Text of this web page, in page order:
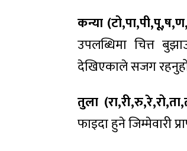
कन्या
उपलब्धिमा चित्त
देखिएकाले सजग
तुला
फाइदा हुने जिम्मेवारी